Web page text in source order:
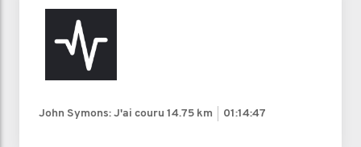
John Symons: J'ai couru 14.75 km 01:14:47